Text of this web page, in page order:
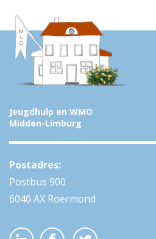
Jeugdhulp en WMO
Midden-Limburg
Postadres:
Postbus 900
6040 AX Roermond